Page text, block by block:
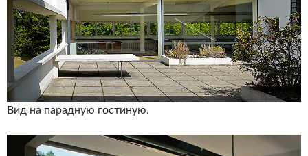
Вид на парадную гостиную.